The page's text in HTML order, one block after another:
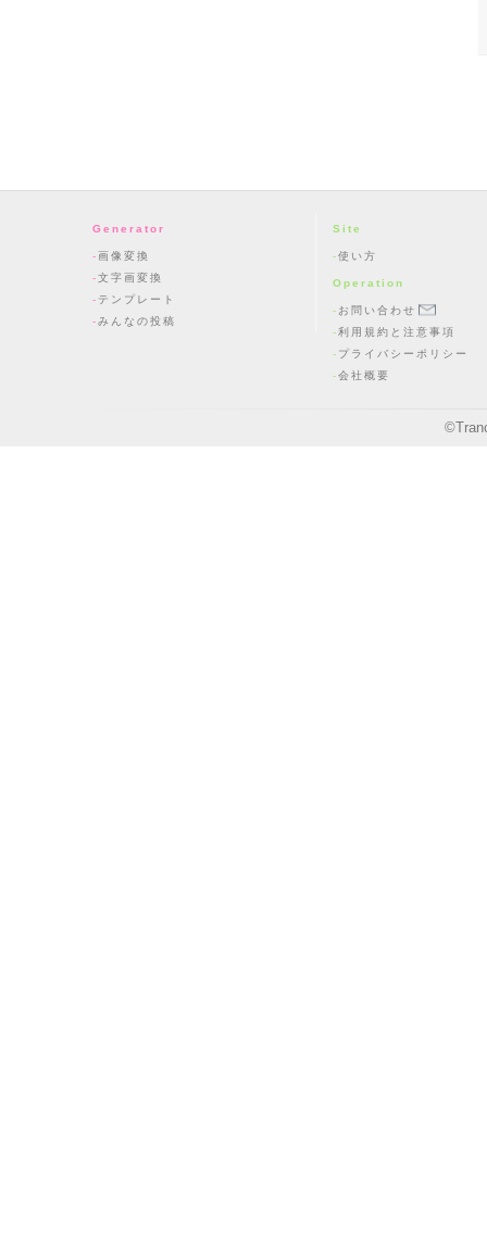
Generator
画像変換
文字画変換
テンプレート
みんなの投稿
Site
使い方
Operation
お問い合わせ
利用規約と注意事項
プライバシーポリシー
会社概要
©